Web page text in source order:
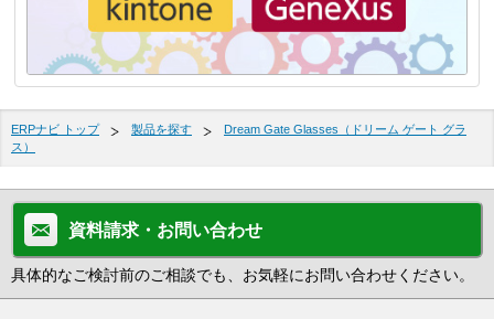
ERPナビ トップ 製品を探す
Dream Gate Glasses（ドリーム ゲート グラ
ス）
資料請求・お問い合わせ
具体的なご検討前のご相談でも、お気軽にお問い合わせください。